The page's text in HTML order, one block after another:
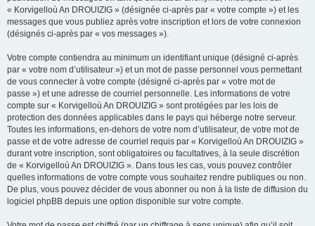
« Korvigelloù An DROUIZIG » (désignée ci-après par « votre compte ») et les
messages que vous publiez après votre inscription et lors de votre connexion
(désignés ci-après par « vos messages »).
Votre compte contiendra au minimum un identifiant unique (désigné ci-après
par « votre nom d’utilisateur ») et un mot de passe personnel vous permettant
de vous connecter à votre compte (désigné ci-après par « votre mot de
passe ») et une adresse de courriel personnelle. Les informations de votre
compte sur « Korvigelloù An DROUIZIG » sont protégées par les lois de
protection des données applicables dans le pays qui héberge notre serveur.
Toutes les informations, en-dehors de votre nom d’utilisateur, de votre mot de
passe et de votre adresse de courriel requis par « Korvigelloù An DROUIZIG »
durant votre inscription, sont obligatoires ou facultatives, à la seule discrétion
de « Korvigelloù An DROUIZIG ». Dans tous les cas, vous pouvez contrôler
quelles informations de votre compte vous souhaitez rendre publiques ou non.
De plus, vous pouvez décider de vous abonner ou non à la liste de diffusion du
logiciel phpBB depuis une option disponible sur votre compte.